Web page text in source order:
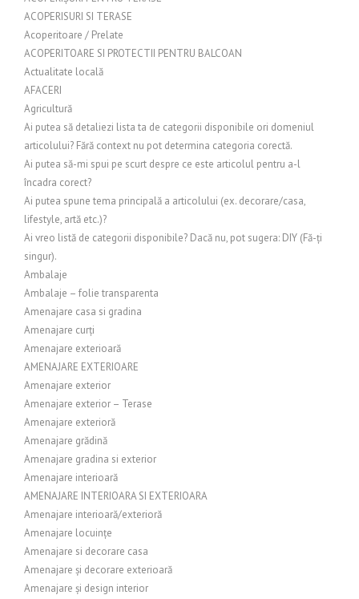
ACOPERISURI SI TERASE
Acoperitoare / Prelate
ACOPERITOARE SI PROTECTII PENTRU BALCOAN
Actualitate locală
AFACERI
Agricultură
Ai putea să detaliezi lista ta de categorii disponibile ori domeniul
articolului? Fără context nu pot determina categoria corectă.
Ai putea să-mi spui pe scurt despre ce este articolul pentru a-l
încadra corect?
Ai putea spune tema principală a articolului (ex. decorare/casa,
lifestyle, artă etc.)?
Ai vreo listă de categorii disponibile? Dacă nu, pot sugera: DIY (Fă-ți
singur).
Ambalaje
Ambalaje – folie transparenta
Amenajare casa si gradina
Amenajare curți
Amenajare exterioară
AMENAJARE EXTERIOARE
Amenajare exterior
Amenajare exterior – Terase
Amenajare exterioră
Amenajare grădină
Amenajare gradina si exterior
Amenajare interioară
AMENAJARE INTERIOARA SI EXTERIOARA
Amenajare interioară/exterioră
Amenajare locuințe
Amenajare si decorare casa
Amenajare și decorare exterioară
Amenajare și design interior